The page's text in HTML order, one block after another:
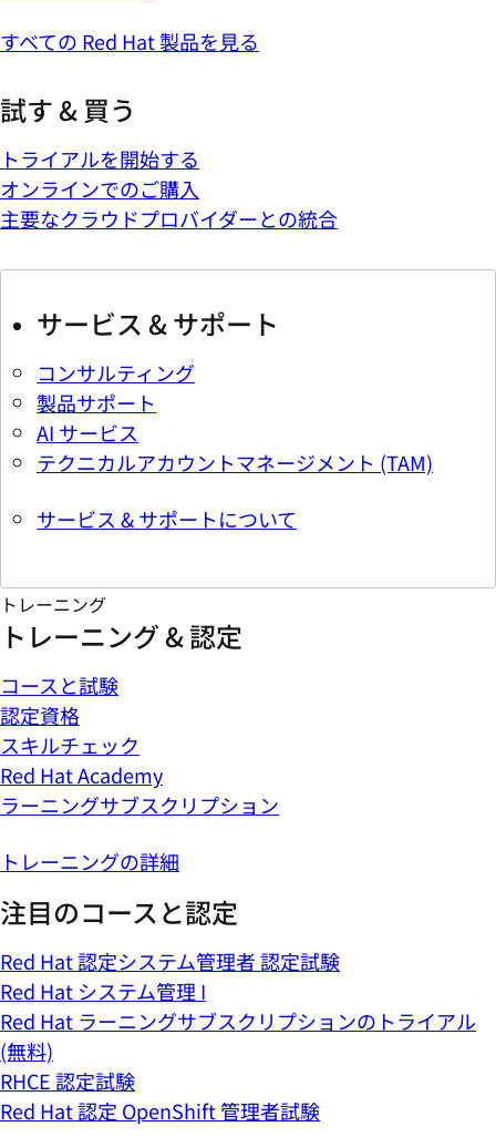
すべての Red Hat 製品を見る
試す & 買う
トライアルを開始する
オンラインでのご購入
主要なクラウドプロバイダーとの統合
サービス & サポート
コンサルティング
製品サポート
AI サービス
テクニカルアカウントマネージメント (TAM)
サービス & サポートについて
トレーニング
トレーニング & 認定
コースと試験
認定資格
スキルチェック
Red Hat Academy
ラーニングサブスクリプション
トレーニングの詳細
注目のコースと認定
Red Hat 認定システム管理者 認定試験
Red Hat システム管理 I
Red Hat ラーニングサブスクリプションのトライアル
(無料)
RHCE 認定試験
Red Hat 認定 OpenShift 管理者試験